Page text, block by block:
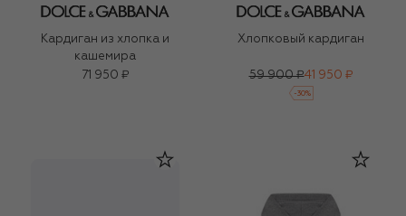
Кардиган из хлопка и
кашемира
71 950 ₽
Хлопковый кардиган
59 900 ₽41 950 ₽
-30%